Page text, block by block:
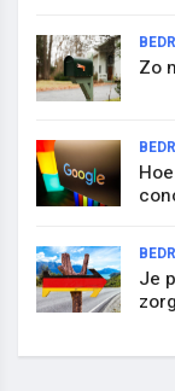
Zo
Je